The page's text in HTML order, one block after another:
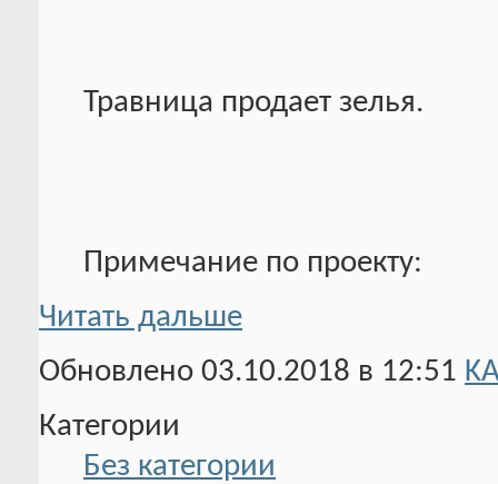
Травница продает зелья.
Примечание по проекту:
Читать дальше
Обновлено 03.10.2018 в 12:51
Категории
Без категории